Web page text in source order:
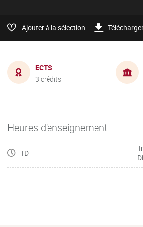
Ajouter à la sélection Télécharger
ECTS
3 crédits
Heures d'enseignement
TD